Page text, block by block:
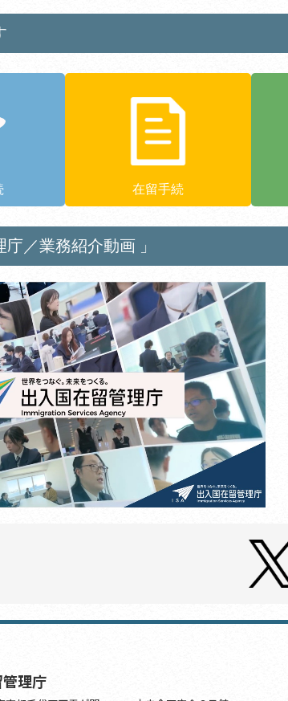
在留手続
庁／業務紹介動画 」
理庁